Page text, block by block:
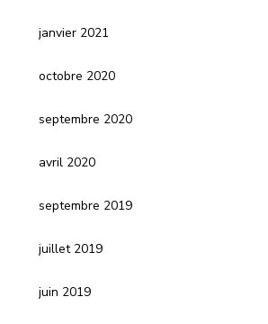
janvier 2021
octobre 2020
septembre 2020
avril 2020
septembre 2019
juillet 2019
juin 2019